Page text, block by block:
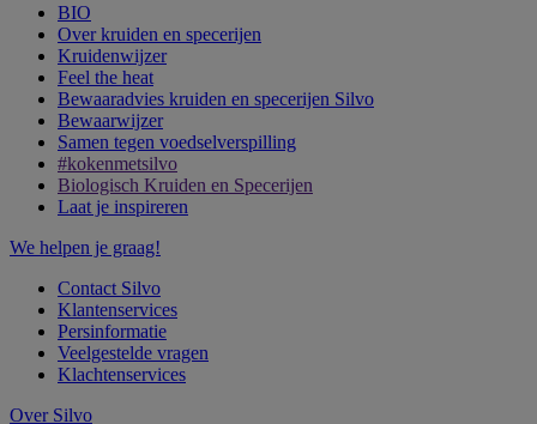
BIO
Over kruiden en specerijen
Kruidenwijzer
Feel the heat
Bewaaradvies kruiden en specerijen Silvo
Bewaarwijzer
Samen tegen voedselverspilling
#kokenmetsilvo
Biologisch Kruiden en Specerijen
Laat je inspireren
We helpen je graag!
Contact Silvo
Klantenservices
Persinformatie
Veelgestelde vragen
Klachtenservices
Over Silvo